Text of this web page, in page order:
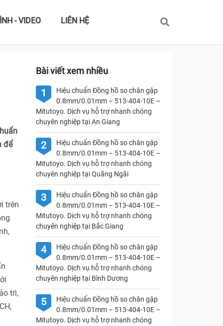
- VIDEO LIÊN HỆ
để
trên
trì,
Bài viết xem nhiều
1
Hiệu chuẩn Đồng hồ so chân gập
0.8mm/0.01mm – 513-404-10E –
Mitutoyo. Dịch vụ hỗ trợ nhanh chóng
chuyên nghiệp tại An Giang
2
Hiệu chuẩn Đồng hồ so chân gập
0.8mm/0.01mm – 513-404-10E –
Mitutoyo. Dịch vụ hỗ trợ nhanh chóng
chuyên nghiệp tại Quãng Ngãi
3
Hiệu chuẩn Đồng hồ so chân gập
0.8mm/0.01mm – 513-404-10E –
Mitutoyo. Dịch vụ hỗ trợ nhanh chóng
chuyên nghiệp tại Bắc Giang
4
Hiệu chuẩn Đồng hồ so chân gập
0.8mm/0.01mm – 513-404-10E –
Mitutoyo. Dịch vụ hỗ trợ nhanh chóng
chuyên nghiệp tại Bình Dương
5
Hiệu chuẩn Đồng hồ so chân gập
0.8mm/0.01mm – 513-404-10E –
Mitutoyo. Dịch vụ hỗ trợ nhanh chóng